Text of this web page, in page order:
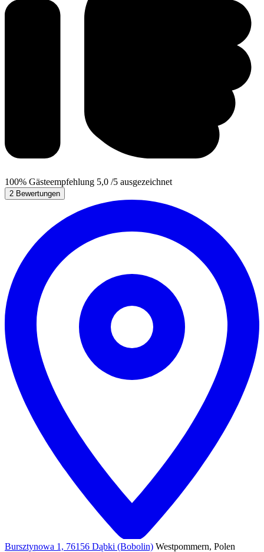
100% Gästeempfehlung 5,0 /5 ausgezeichnet
2 Bewertungen
Bursztynowa 1, 76156 Dąbki (Bobolin) Westpommern, Polen